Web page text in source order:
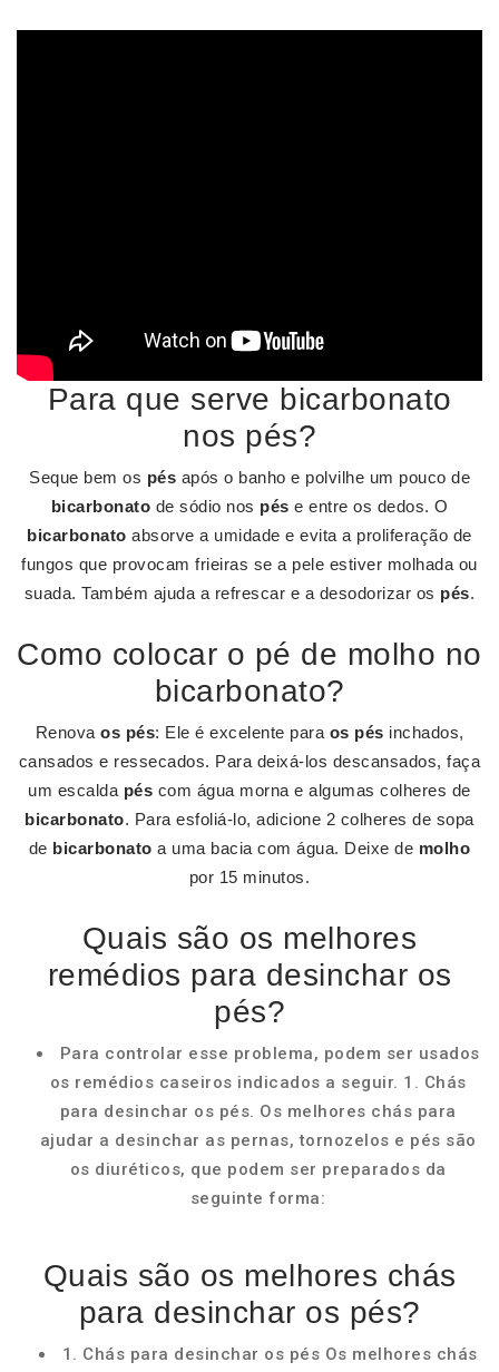
Para que serve bicarbonato
nos pés?
Seque bem os pés após o banho e polvilhe um pouco de
bicarbonato de sódio nos pés e entre os dedos. O
bicarbonato absorve a umidade e evita a proliferação de
fungos que provocam frieiras se a pele estiver molhada ou
suada. Também ajuda a refrescar e a desodorizar os pés.
Como colocar o pé de molho no
bicarbonato?
Renova os pés: Ele é excelente para os pés inchados,
cansados e ressecados. Para deixá-los descansados, faça
um escalda pés com água morna e algumas colheres de
bicarbonato. Para esfoliá-lo, adicione 2 colheres de sopa
de bicarbonato a uma bacia com água. Deixe de molho
por 15 minutos.
Quais são os melhores
remédios para desinchar os
pés?
Para controlar esse problema, podem ser usados
os remédios caseiros indicados a seguir. 1. Chás
para desinchar os pés. Os melhores chás para
ajudar a desinchar as pernas, tornozelos e pés são
os diuréticos, que podem ser preparados da
seguinte forma:
Quais são os melhores chás
para desinchar os pés?
1. Chás para desinchar os pés Os melhores chás